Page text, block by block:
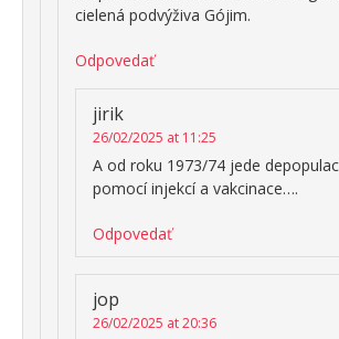
cielená podvýživa Gójim.
Odpovedať
jirik
26/02/2025 at 11:25
A od roku 1973/74 jede
pomocí injekcí a vakcinace….
Odpovedať
jop
26/02/2025 at 20:36